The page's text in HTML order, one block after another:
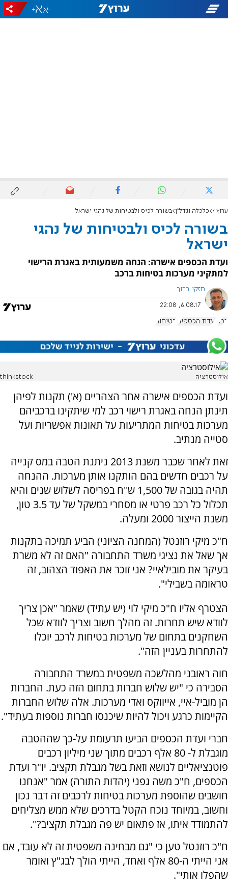
-
+
ערוץ 7 כלכלה ונדל"ן בשורה לכיס ולבטיחות של נהגי ישראל
בשורה לכיס ולבטיחות של נהגי
ישראל
ועדת הכספים אישרה: הנחה משמעותית באגרת הרישוי
למתקיני מערכות בטיחות ברכב
חזקי ברוך
6.08.17, 22:08
רכב ועדת הכספים בטיחות
אילוסטרציה thinkstock
ועדת הכספים אישרה אחר הצהריים (א') תקנות לפיהן
תינתן הנחה באגרת רישוי רכב למי שיתקינו ברכביהם
מערכות בטיחות המתריעות על תאונות אפשריות ועל
סטייה מנתיב.
זאת לאחר שכבר משנת 2013 ניתנת הטבה במס קנייה
על רכבים חדשים בהם הותקנו אותן מערכות. ההנחה
תהיה בגובה של 1,500 ש''ח בפריסה לשלוש שנים והיא
תכלול כל רכב פרטי או מסחרי במשקל של עד 3.5 טון,
משנת הייצור 2000 ומעלה.
ח"כ מיקי רוזנטל (המחנה הציוני) הביע תמיכה בתקנות
אך שאל את נציגי משרד התחבורה "האם זה לא משרת
בעיקר את מובילאיי? אני זוכר את האפוד הצהוב, זה
טראומה בשבילי".
הצטרף אליו ח"כ מיקי לוי (יש עתיד) שאמר "אכן צריך
לוודא שיש תחרות. זה מהלך חשוב וצריך לוודא שכל
השחקנים בתחום של מערכות בטיחות לרכב יוכלו
להתחרות בעניין הזה".
חוה ראובני מהלשכה משפטית במשרד התחבורה
הסבירה כי "יש שלוש חברות בתחום הזה כעת. החברות
הן מוביל-איי, אייווקס ואדי מערכות. אלה שלוש החברות
הקיימות כרגע ויכול להיות שיכנסו חברות נוספות בעתיד".
חברי ועדת הכספים הביעו תרעומת על-כך שההטבה
מוגבלת ל- 80 אלף רכבים מתוך שני מיליון רכבים
פוטנציאליים לנושא וזאת בשל מגבלת תקציב. יו"ר ועדת
הכספים, ח"כ משה גפני (יהדות התורה) אמר "אנחנו
חושבים שהוספת מערכות בטיחות לרכבים זה דבר נכון
וחשוב, במיוחד נוכח הקטל בדרכים שלא ממש מצליחים
להתמודד איתו, אז פתאום יש פה מגבלת תקציב?''.
ח"כ רוזנטל טען כי "גם מבחינה משפטית זה לא עובד, אם
אני הייתי ה-80 אלף ואחד, הייתי הולך לבג"ץ ואומר
שהפלו אותי".